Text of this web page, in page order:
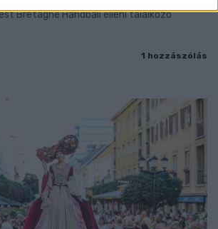
Bretagne Handball elleni találkozó
1 hozzászólás